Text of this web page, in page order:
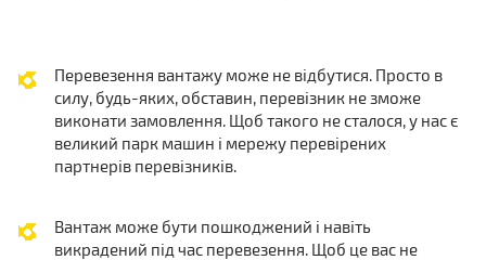
Перевезення вантажу може не відбутися. Просто в
силу, будь-яких, обставин, перевізник не зможе
виконати замовлення. Щоб такого не сталося, у нас є
великий парк машин і мережу перевірених
партнерів перевізників.
Вантаж може бути пошкоджений і навіть
викрадений під час перевезення. Щоб це вас не